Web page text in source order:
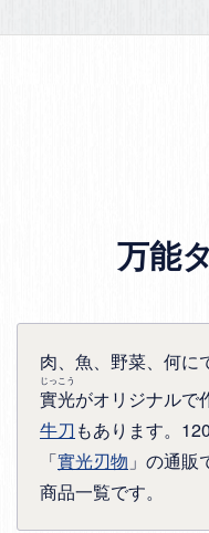
万能
肉、魚、野菜、何に
實光
じっこう
がオリジナルで
牛刀 もあります。
「實光刃物 」の通
商品一覧です。